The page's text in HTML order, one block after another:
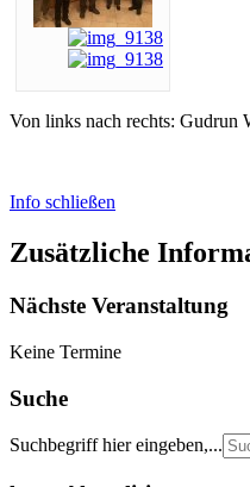
Von links nach rechts:
Info schließen
Zusätzliche
Nächste Veranstaltung
Keine Termine
Suche
Suchbegriff hier eingeben,...